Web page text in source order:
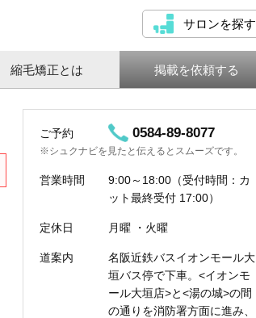
サロンを探す
縮毛矯正とは 掲載を依頼する
ご予約 0584-89-8077
※シュクナビを見たと伝えるとスムーズです。
営業時間
9:00～18:00（受付時間：カ
ット最終受付 17:00）
定休日 月曜 ・火曜
道案内
名阪近鉄バスイオンモール大
垣バス停で下車。<イオンモ
ール大垣店>と<湯の城>の間
の通りを消防署方面に進み、